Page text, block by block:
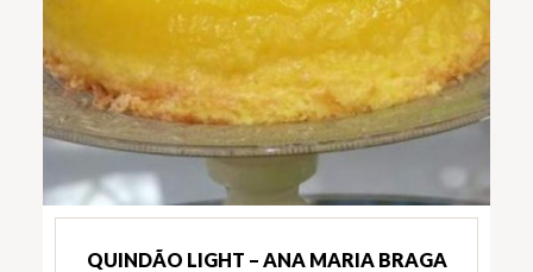
QUINDÃO LIGHT – ANA MARIA BRAGA